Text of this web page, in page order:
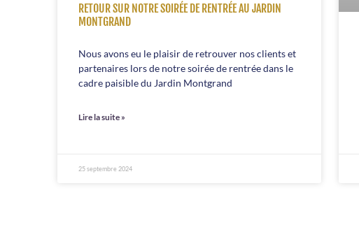
RETOUR SUR NOTRE SOIRÉE DE RENTRÉE AU JARDIN
MONTGRAND
Nous avons eu le plaisir de retrouver nos clients et
partenaires lors de notre soirée de rentrée dans le
cadre paisible du Jardin Montgrand
Lire la suite »
25 septembre 2024